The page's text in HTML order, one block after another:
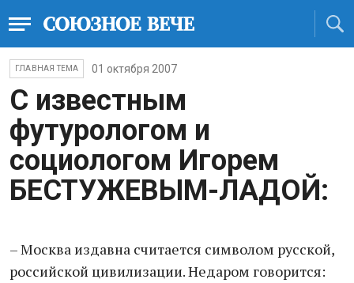
ГЛАВНАЯ ТЕМА 01 октября 2007
С известным
футурологом и
социологом Игорем
БЕСТУЖЕВЫМ-ЛАДОЙ:
– Москва издавна считается символом русской,
российской цивилизации. Недаром говорится: